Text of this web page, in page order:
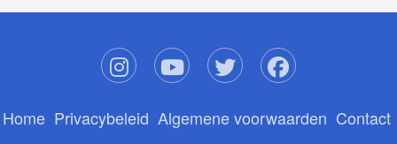
Home Privacybeleid Algemene voorwaarden Contact